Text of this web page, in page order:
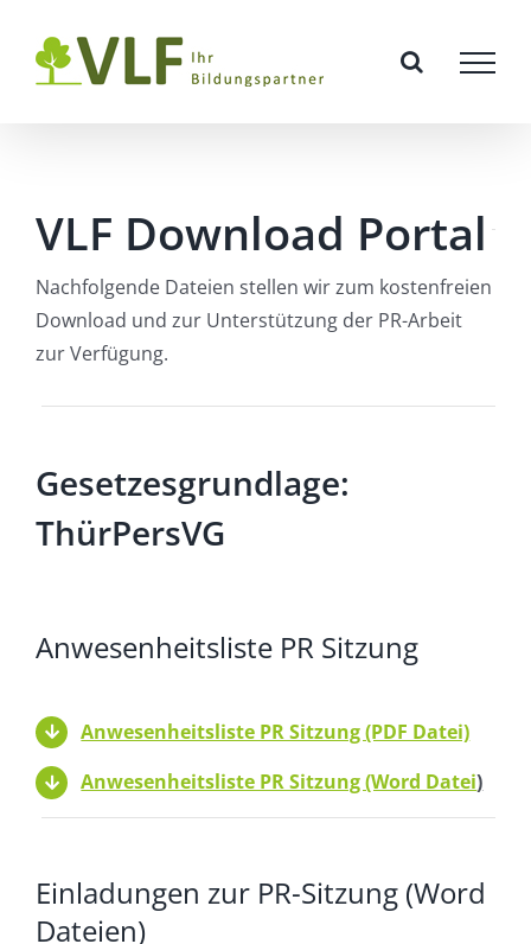
Inhalt
springen
VLF Download Portal
Nachfolgende Dateien stellen wir zum kostenfreien
Download und zur Unterstützung der PR-Arbeit
zur Verfügung.
Gesetzesgrundlage:
ThürPersVG
Anwesenheitsliste PR Sitzung
Anwesenheitsliste PR Sitzung (PDF Datei)
Anwesenheitsliste PR Sitzung (Word Datei)
Einladungen zur PR-Sitzung (Word
Dateien)